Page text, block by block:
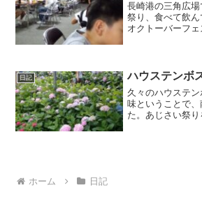
長崎港の三角広
祭り、食べて飲ん
オクトーバーフ
味しくないです
と食べません。前
日記 ハウステンボ
久々のハウステ
味ということで
た。あじさい祭り
ったんですが、
ホーム 日記